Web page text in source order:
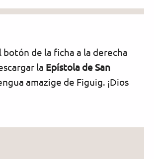
botón de la ficha a la derecha
la Epístola de San
amazige de Figuig. ¡Dios